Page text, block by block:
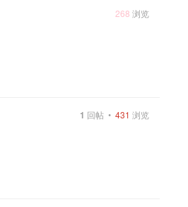
268 浏览
1 回帖 •431 浏览